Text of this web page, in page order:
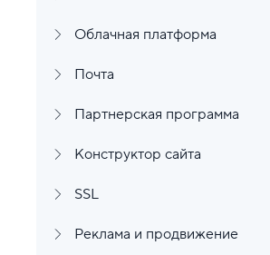
Облачная платформа
Почта
Партнерская программа
Конструктор сайта
SSL
Реклама и продвижение